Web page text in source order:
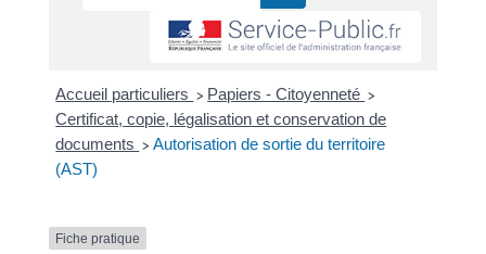
Accueil particuliers > Papiers - Citoyenneté >
Certificat, copie, légalisation et conservation de
documents > Autorisation de sortie du territoire
(AST)
Fiche pratique